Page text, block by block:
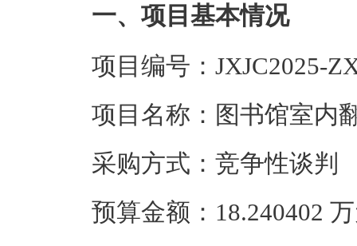
一、项目基本情况
项目编号：JXJC2025-
项目名称：图书馆室内
采购方式：竞争性谈判
预算金额：18.240402